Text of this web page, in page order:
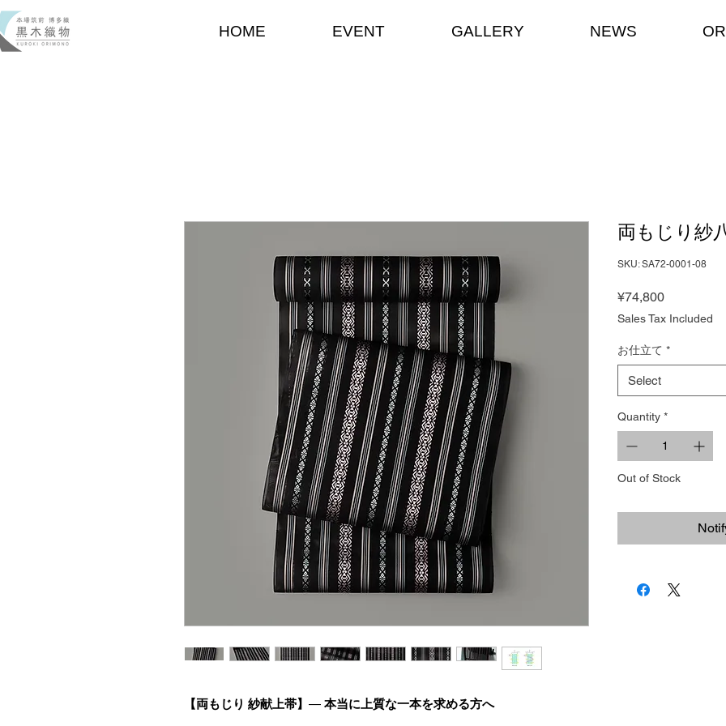
HOME EVENT GALLERY NEWS
【両もじり 紗献上帯】 — 本当に上質な一本を求める方へ
両もじり紗
SKU: SA72-0001-08
¥74,800Price
Sales Tax Included
お仕立て *
Select
Quantity *
Out of Stock